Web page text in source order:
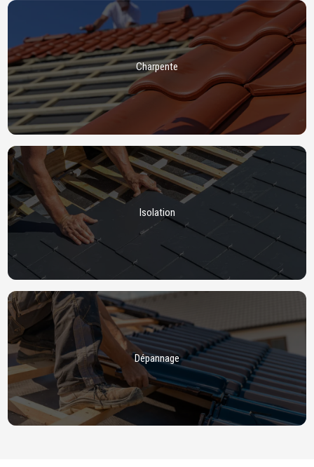
Charpente
Isolation
Dépannage